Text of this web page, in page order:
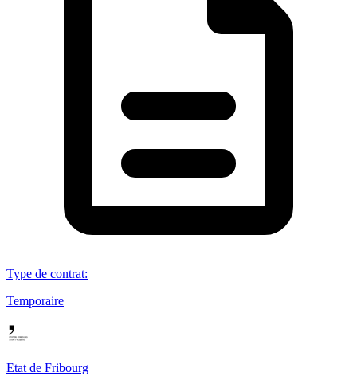
Type de contrat:
Temporaire
Etat de Fribourg